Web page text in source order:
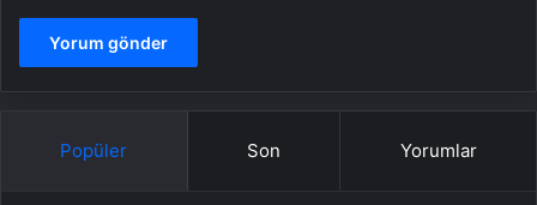
Popüler Son Yorumlar